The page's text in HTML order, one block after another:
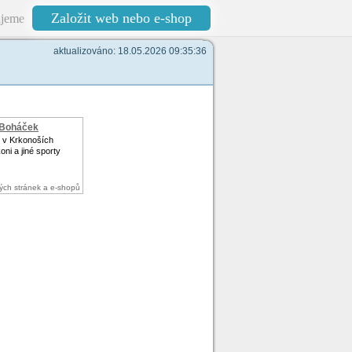
Založit web nebo e-shop
aktualizováno: 18.05.2026 09:35:36
v Krkonoších
a jiné sporty
stránek a e-shopů